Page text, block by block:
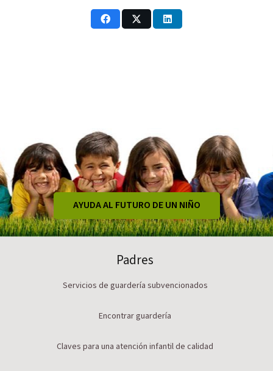
AYUDA AL FUTURO DE UN NIÑO
Padres
Servicios de guardería subvencionados
Encontrar guardería
Claves para una atención infantil de calidad